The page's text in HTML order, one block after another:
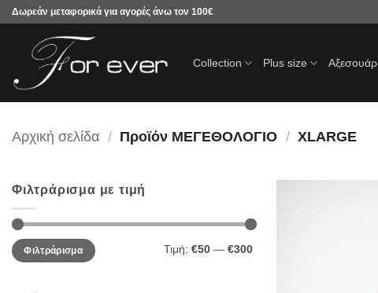
Μετάβαση
περιεχόμενο
Δωρεάν μεταφορικά για αγορές άνω τον 100€
Collection Plus size Αξεσουάρ
Αρχική σελίδα / Προϊόν ΜΕΓΕΘΟΛΟΓΙΟ / XLARGE
Φιλτράρισμα με τιμή
Ελάχιστη
τιμή
Μέγιστη
τιμήΦιλτράρισμα Τιμή: €50 — €300